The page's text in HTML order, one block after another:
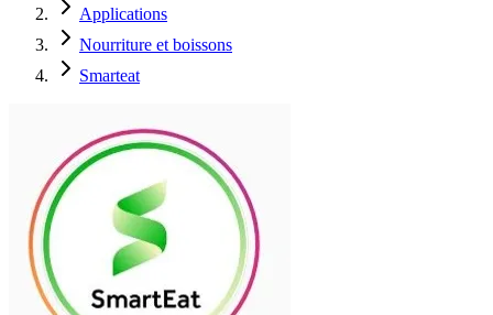
Applications
Nourriture et boissons
Smarteat